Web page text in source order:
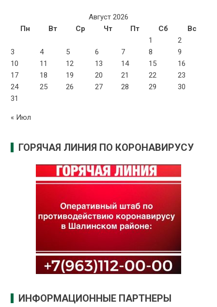
Август 2026
Пн
Вт Ср Чт Пт Сб
Вс
1
2
3
4 5 6 7 8
9
10
11 12 13 14 15
16
17
18 19 20 21 22
23
24
25 26 27 28 29
30
31
« Июл
ГОРЯЧАЯ ЛИНИЯ ПО КОРОНАВИРУСУ
ИНФОРМАЦИОННЫЕ ПАРТНЕРЫ